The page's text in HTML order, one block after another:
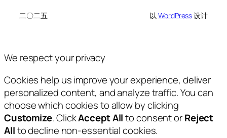
二〇二五 以WordPress设计
We respect your privacy
Cookies help us improve your experience, deliver
personalized content, and analyze traffic. You can
choose which cookies to allow by clicking
Customize. ClickAccept Allto consent orReject
Allto decline non-essential cookies.